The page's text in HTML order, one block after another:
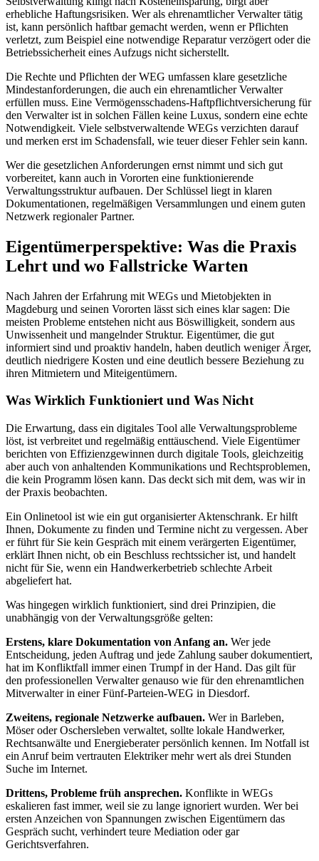
erhebliche Haftungsrisiken. Wer als ehrenamtlicher Verwalter tätig
ist, kann persönlich haftbar gemacht werden, wenn er Pflichten
verletzt, zum Beispiel eine notwendige Reparatur verzögert oder die
Betriebssicherheit eines Aufzugs nicht sicherstellt.
Die Rechte und Pflichten der WEG umfassen klare gesetzliche
Mindestanforderungen, die auch ein ehrenamtlicher Verwalter
erfüllen muss. Eine Vermögensschadens-Haftpflichtversicherung für
den Verwalter ist in solchen Fällen keine Luxus, sondern eine echte
Notwendigkeit. Viele selbstverwaltende WEGs verzichten darauf
und merken erst im Schadensfall, wie teuer dieser Fehler sein kann.
Wer die gesetzlichen Anforderungen ernst nimmt und sich gut
vorbereitet, kann auch in Vororten eine funktionierende
Verwaltungsstruktur aufbauen. Der Schlüssel liegt in klaren
Dokumentationen, regelmäßigen Versammlungen und einem guten
Netzwerk regionaler Partner.
Eigentümerperspektive: Was die Praxis
Lehrt und wo Fallstricke Warten
Nach Jahren der Erfahrung mit WEGs und Mietobjekten in
Magdeburg und seinen Vororten lässt sich eines klar sagen: Die
meisten Probleme entstehen nicht aus Böswilligkeit, sondern aus
Unwissenheit und mangelnder Struktur. Eigentümer, die gut
informiert sind und proaktiv handeln, haben deutlich weniger Ärger,
deutlich niedrigere Kosten und eine deutlich bessere Beziehung zu
ihren Mitmietern und Miteigentümern.
Was Wirklich Funktioniert und Was Nicht
Die Erwartung, dass ein digitales Tool alle Verwaltungsprobleme
löst, ist verbreitet und regelmäßig enttäuschend. Viele Eigentümer
berichten von Effizienzgewinnen durch digitale Tools, gleichzeitig
aber auch von anhaltenden Kommunikations und Rechtsproblemen,
die kein Programm lösen kann. Das deckt sich mit dem, was wir in
der Praxis beobachten.
Ein Onlinetool ist wie ein gut organisierter Aktenschrank. Er hilft
Ihnen, Dokumente zu finden und Termine nicht zu vergessen. Aber
er führt für Sie kein Gespräch mit einem verärgerten Eigentümer,
erklärt Ihnen nicht, ob ein Beschluss rechtssicher ist, und handelt
nicht für Sie, wenn ein Handwerkerbetrieb schlechte Arbeit
abgeliefert hat.
Was hingegen wirklich funktioniert, sind drei Prinzipien, die
unabhängig von der Verwaltungsgröße gelten:
Erstens, klare Dokumentation von Anfang an. Wer jede
Entscheidung, jeden Auftrag und jede Zahlung sauber dokumentiert,
hat im Konfliktfall immer einen Trumpf in der Hand. Das gilt für
den professionellen Verwalter genauso wie für den ehrenamtlichen
Mitverwalter in einer Fünf-Parteien-WEG in Diesdorf.
Zweitens, regionale Netzwerke aufbauen. Wer in Barleben,
Möser oder Oschersleben verwaltet, sollte lokale Handwerker,
Rechtsanwälte und Energieberater persönlich kennen. Im Notfall ist
ein Anruf beim vertrauten Elektriker mehr wert als drei Stunden
Suche im Internet.
Drittens, Probleme früh ansprechen. Konflikte in WEGs
eskalieren fast immer, weil sie zu lange ignoriert wurden. Wer bei
ersten Anzeichen von Spannungen zwischen Eigentümern das
Gespräch sucht, verhindert teure Mediation oder gar
Gerichtsverfahren.